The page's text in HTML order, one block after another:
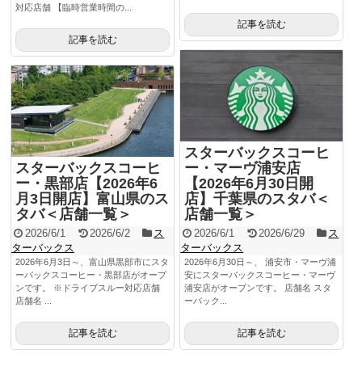
記事を読む
対応店舗 【臨時営業時間の...
記事を読む
スターバックスコーヒ
ー・マーヴ浦安店
【2026年6月30日開
店】千葉県のスタバ＜
店舗一覧＞
2026/6/1 2026/6/29
ス
ターバックス
2026年6月30日～、 浦安市・マーヴ浦
安にスターバックスコーヒー・マーヴ
浦安店がオープンです。 店舗名 スタ
ーバック...
記事を読む
スターバックスコーヒ
ー・黒部店【2026年6
月3日開店】富山県のス
タバ＜店舗一覧＞
2026/6/1 2026/6/2
ス
ターバックス
2026年6月3日～、富山県黒部市にスタ
ーバックスコーヒー・黒部店がオープ
ンです。 ※ドライブスルー対応店舗
店舗名 ...
記事を読む